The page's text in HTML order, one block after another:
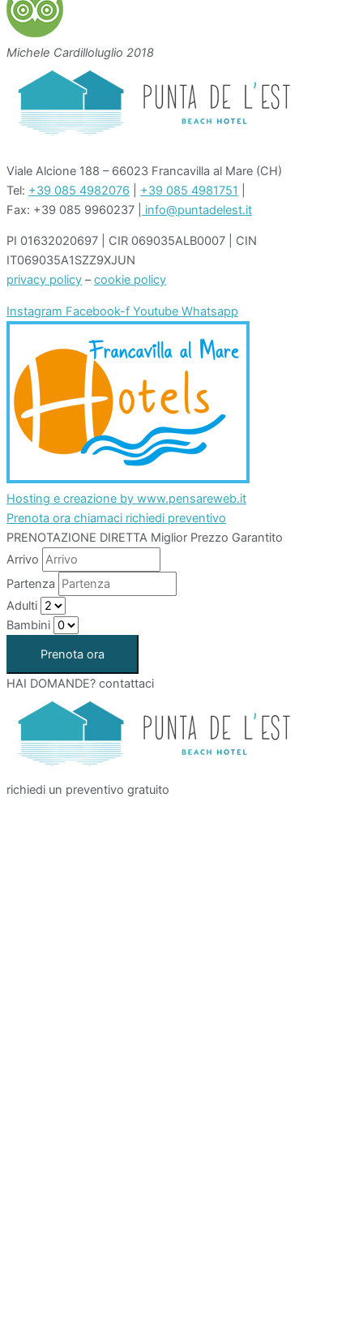
Michele Cardilloluglio 2018
Viale Alcione 188 – 66023 Francavilla al Mare (CH)
Tel: +39 085 4982076 +39 085 4981751
Fax: +39 085 9960237 |
info@puntadelest.it
PI 01632020697 | CIR 069035ALB0007 | CIN
IT069035A1SZZ9XJUN
privacy policy –cookie policy
Instagram Facebook-f Youtube Whatsapp
Hosting e creazione by www.pensareweb.it
Prenota ora chiamaci richiedi preventivo
PRENOTAZIONE DIRETTA Miglior Prezzo Garantito
Arrivo
Partenza
Adulti
Bambini
HAI DOMANDE? contattaci
richiedi un preventivo gratuito